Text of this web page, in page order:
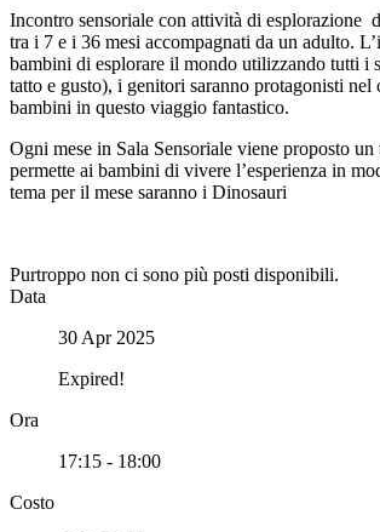
Incontro sensoriale con attività di esplorazione
tra i 7 e i 36 mesi accompagnati da un adulto.
bambini di esplorare il mondo utilizzando tutti i
tatto e gusto), i genitori saranno protagonisti
bambini in questo viaggio fantastico.
Ogni mese in Sala Sensoriale viene proposto
permette ai bambini di vivere l’esperienza in
tema per il mese saranno i Dinosauri
Purtroppo non ci sono più posti disponibili.
Data
30 Apr 2025
Expired!
Ora
17:15 - 18:00
Costo